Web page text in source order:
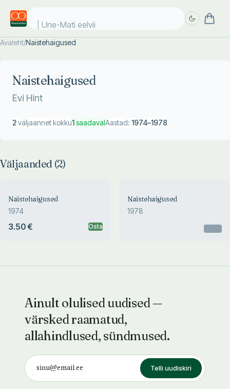
Une-Mati eelviim
Avaleht/Naistehaigused
Naistehaigused
Evi Hint
2väljaannet kokku1saadavalAastad: 1974–1978
Väljaanded (2)
Naistehaigused
1974
3.50 € Osta
Naistehaigused
1978
Ainult olulised uudised —
värsked raamatud,
allahindlused, sündmused.
Telli uudiskiri